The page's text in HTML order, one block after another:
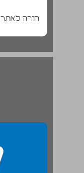
חזרה לאתר
חלק ראשון ... 23